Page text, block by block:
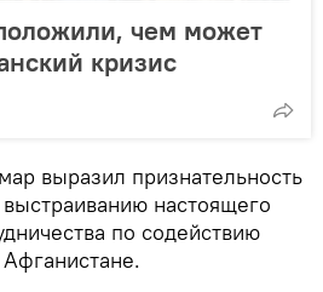
чем может
кризис
выразил признательность
настоящего
по содействию